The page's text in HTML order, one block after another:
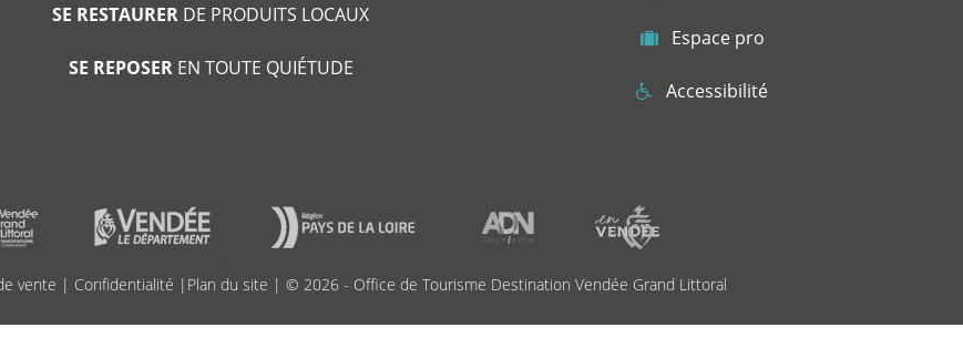
SE RESTAURER DE PRODUITS LOCAUX
SE REPOSEREN TOUTE QUIÉTUDE
Espace pro
Accessibilité
vente | Confidentialité | Plan du site | © 2026 - Office de Tourisme Destination Vendée Grand Littoral